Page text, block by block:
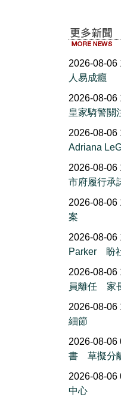
2026-08-06
人易成癮
2026-08-06
皇家騎警關
2026-08-06
Adriana
2026-08-06
市府履行承
2026-08-06
案
2026-08-06
Parker 盼
2026-08-06
員離任 家
2026-08-06
細節
2026-08-06
書 草擬分
2026-08-06
中心